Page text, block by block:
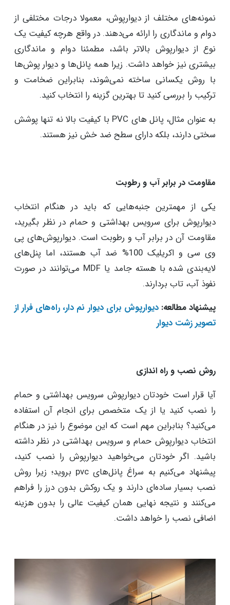
نمونه‌های مختلف از دیوارپوش، معمولا درجات مختلفی از
دوام و ماندگاری را ارائه می‌دهند. در واقع هرچه کیفیت یک
نوع از دیوارپوش بالاتر باشد، مطمئنا دوام و ماندگاری
بیشتری نیز خواهد داشت. زیرا همه پانل‌ها و دیوار پوش‌ها
با روش یکسانی ساخته نمی‌شوند، بنابراین ضخامت و
ترکیب را بررسی کنید تا بهترین گزینه را انتخاب کنید.
به عنوان مثال، پانل های PVC با کیفیت بالا نه تنها پوشش
سختی دارند، بلکه دارای سطح ضد خش نیز هستند.
مقاومت در برابر آب و رطوبت
یکی از مهمترین جنبه‌هایی که باید در هنگام انتخاب
دیوارپوش برای سرویس بهداشتی و حمام در نظر بگیرید،
مقاومت آن در برابر آب و رطوبت است. دیوارپوش‌های پی
وی سی و اکریلیک 100% ضد آب هستند، اما پنل‌های
لایه‌بندی شده با هسته جامد یا MDF می‌توانند در صورت
نفوذ آب، تاب بردارند.
پیشنهاد مطالعه:دیوارپوش برای دیوار نم دار، راه‌های فرار از
تصویر زشت دیوار
روش نصب و راه اندازی
آیا قرار است خودتان دیوارپوش سرویس بهداشتی و حمام
را نصب کنید یا از یک متخصص برای انجام آن استفاده
می‌کنید؟ بنابراین مهم است که این موضوع را نیز در هنگام
انتخاب دیوارپوش حمام و سرویس بهداشتی در نظر داشته
باشید. اگر خودتان می‌خواهید دیوارپوش را نصب کنید،
پیشنهاد می‌کنیم به سراغ پانل‌های pvc بروید؛ زیرا روش
نصب بسیار ساده‌ای دارند و یک روکش بدون درز را فراهم
می‌کنند و نتیجه نهایی همان کیفیت عالی را بدون هزینه
اضافی نصب را خواهد داشت.